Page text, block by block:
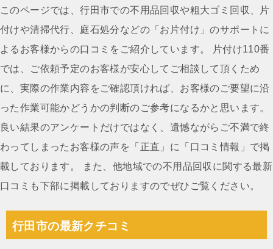
ナ
ビ
ゲ
ー
シ
ョ
ン
このページでは、行田市での不用品回収や粗大ゴミ回収、片
付けや清掃代行、庭石処分などの「お片付け」のサポートに
よるお客様からの口コミをご紹介しています。 片付け110番
では、ご依頼予定のお客様が安心してご相談して頂くため
に、実際の作業内容をご確認頂ければ、お客様のご要望に沿
った作業可能かどうかの判断のご参考になるかと思います。
良い結果のアンケートだけではなく、遺憾ながらご不満で終
わってしまったお客様の声を「正直」に「口コミ情報」で掲
載しております。 また、他地域での不用品回収に関する最新
口コミも下部に掲載しておりますのでぜひご覧ください。
行田市の最新クチコミ